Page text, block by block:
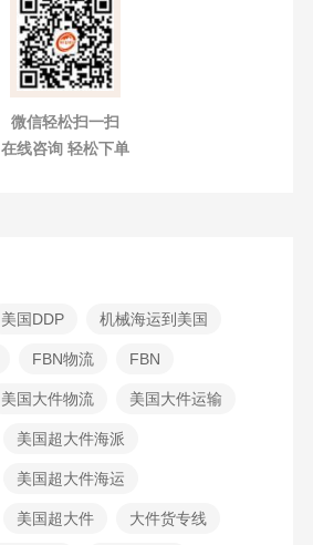
微信轻松扫一扫
在线咨询 轻松下单
美国DDP 机械海运到美国
FBN物流 FBN
美国大件物流 美国大件运输
美国超大件海派
美国超大件海运
美国超大件 大件货专线